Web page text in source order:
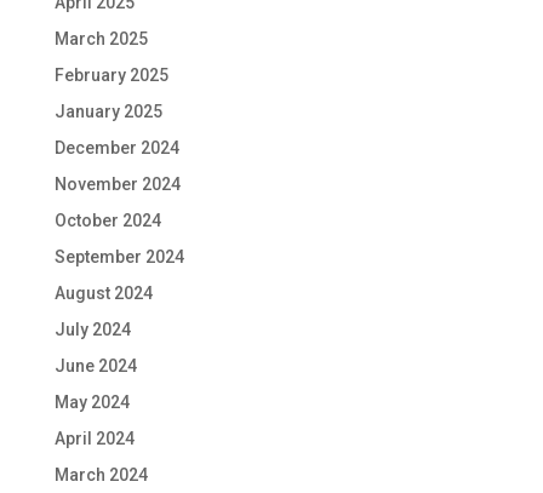
March 2025
February 2025
January 2025
December 2024
November 2024
October 2024
September 2024
August 2024
July 2024
June 2024
May 2024
April 2024
March 2024